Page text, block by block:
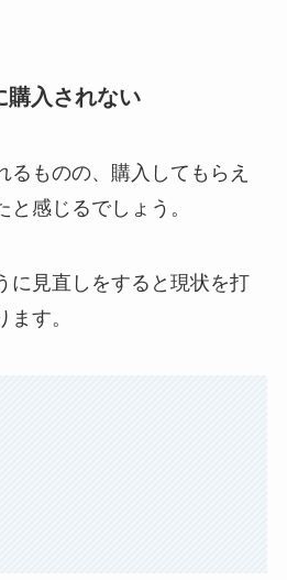
購入されない
るものの、購入してもらえ
感じるでしょう。
に見直しをすると現状を打
す。